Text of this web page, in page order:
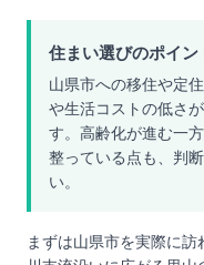
住まい選びのポイン
山県市への移住や定
や生活コストの低さ
す。高齢化が進む一
整っている点も、判
い。
まずは山県市を実際に